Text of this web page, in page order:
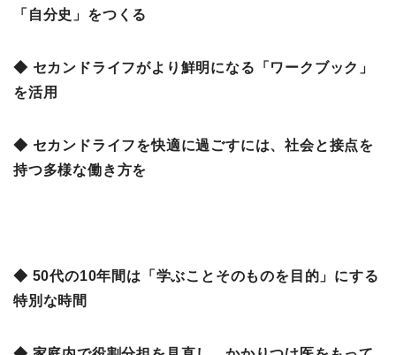
「自分史」をつくる
◆ セカンドライフがより鮮明になる「ワークブック」
を活用
◆ セカンドライフを快適に過ごすには、社会と接点を
持つ多様な働き方を
◆ 50代の10年間は「学ぶことそのものを目的」にする
特別な時間